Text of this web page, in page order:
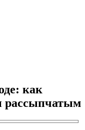
как
рассыпчатым